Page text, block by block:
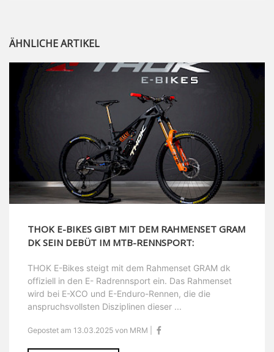
ÄHNLICHE ARTIKEL
THOK E-BIKES GIBT MIT DEM RAHMENSET GRAM
DK SEIN DEBÜT IM MTB-RENNSPORT:
THOK E-Bikes steigt mit dem Rahmenset GRAM dk
offiziell in den E- Radrennsport ein. Das Rahmenset
wird bei E-XCO und E-Enduro-Rennen, die die
anspruchsvollsten Disziplinen dieser ...
Gepostet am 13.03.2025 von MRM |